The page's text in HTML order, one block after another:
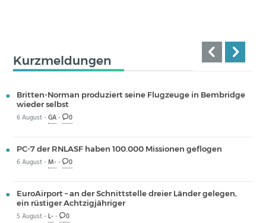
Kurzmeldungen
Britten-Norman produziert seine Flugzeuge in Bembridge
wieder selbst
6 August -GA- 0
PC-7 der RNLASF haben 100.000 Missionen geflogen
6 August -M-- 0
EuroAirport – an der Schnittstelle dreier Länder gelegen,
ein rüstiger Achtzigjähriger
5 August -L-- 0